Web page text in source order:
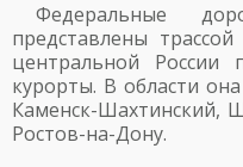
Федеральные
представлены
центральной России
курорты. В области
Каменск-Шахтинский,
Ростов-на-Дону.